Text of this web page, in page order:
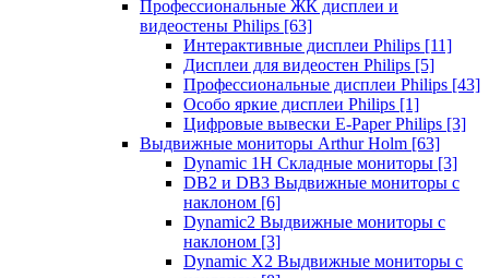
Профессиональные ЖК дисплеи и
видеостены Philips [63]
Интерактивные дисплеи Philips [11]
Дисплеи для видеостен Philips [5]
Профессиональные дисплеи Philips [43]
Особо яркие дисплеи Philips [1]
Цифровые вывески E-Paper Philips [3]
Выдвижные мониторы Arthur Holm [63]
Dynamic 1Н Складные мониторы [3]
DB2 и DB3 Выдвижные мониторы с
наклоном [6]
Dynamic2 Выдвижные мониторы с
наклоном [3]
Dynamic X2 Выдвижные мониторы с